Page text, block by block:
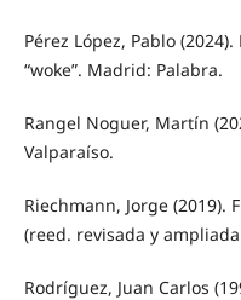
Pérez López, Pablo
“woke”. Madrid: Palabra.
Rangel Noguer, Martín
Valparaíso.
Riechmann, Jorge (2019).
(reed. revisada y
Rodríguez, Juan Carlos